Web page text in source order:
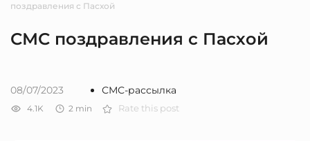
поздравления с Пасхой
СМС поздравления с Пасхой
08/07/2023 СМС-рассылка
4.1K 2 min Rate this post